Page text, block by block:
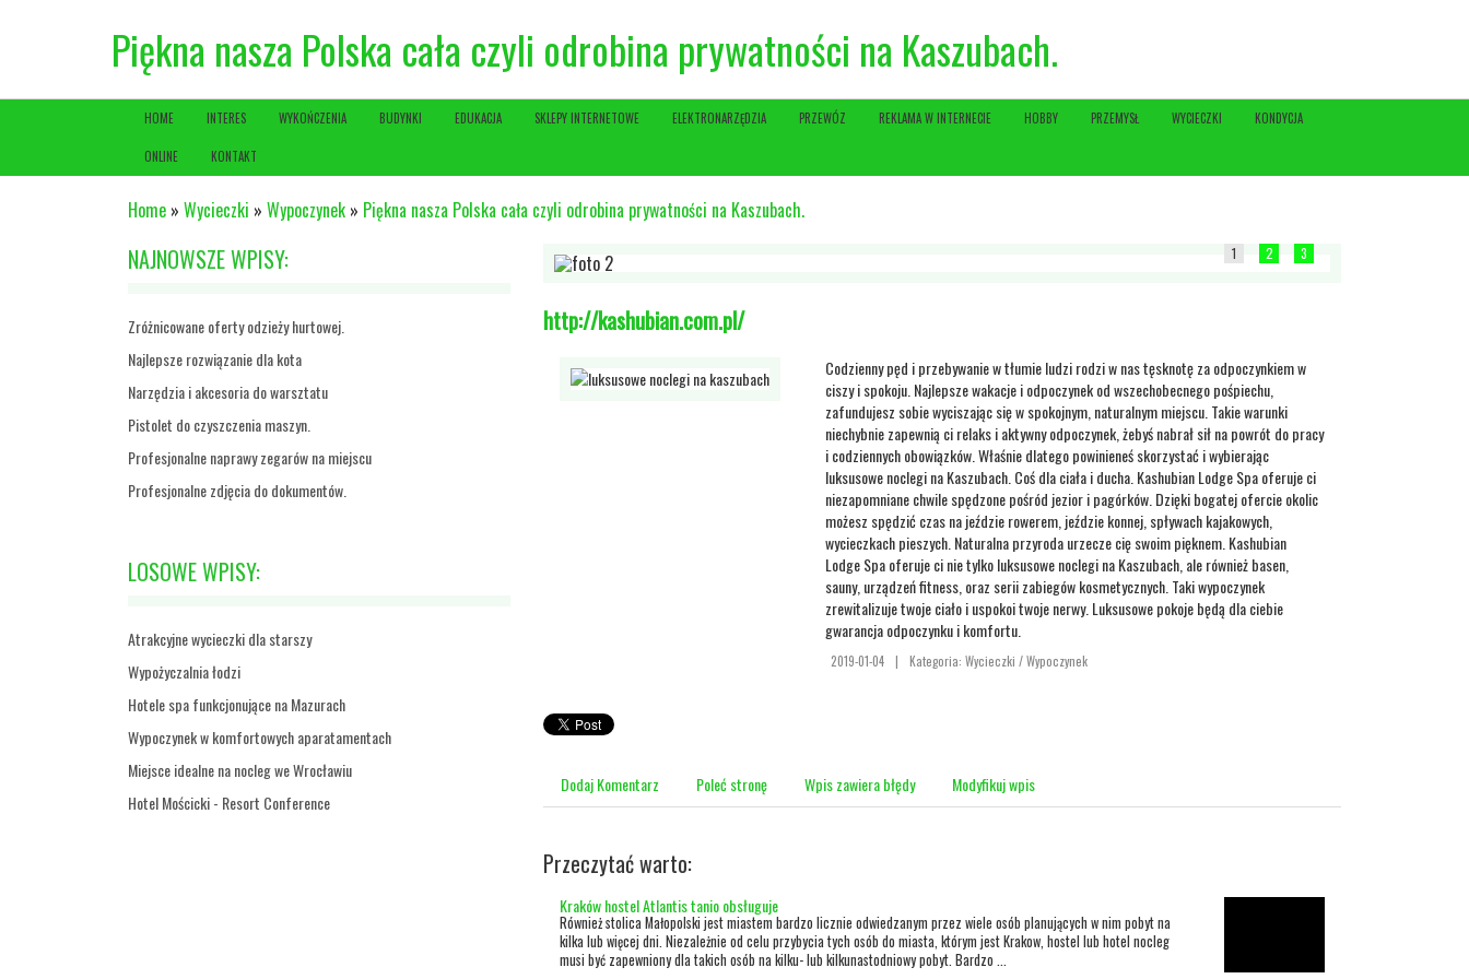
Piękna nasza Polska cała czyli odrobina prywatności na Kaszubach.
HOME INTERES WYKOŃCZENIA BUDYNKI EDUKACJA SKLEPY INTERNETOWE ELEKTRONARZĘDZIA PRZEWÓZ REKLAMA W INTERNECIE HOBBY PRZEMYSŁ WYCIECZKI KONDYCJA
ONLINE KONTAKT
Home » Wycieczki » Wypoczynek » Piękna nasza Polska cała czyli odrobina prywatności na Kaszubach.
NAJNOWSZE WPISY:
Zróżnicowane oferty odzieży hurtowej.
Najlepsze rozwiązanie dla kota
Narzędzia i akcesoria do warsztatu
Pistolet do czyszczenia maszyn.
Profesjonalne naprawy zegarów na miejscu
Profesjonalne zdjęcia do dokumentów.
LOSOWE WPISY:
Atrakcyjne wycieczki dla starszy
Wypożyczalnia łodzi
Hotele spa funkcjonujące na Mazurach
Wypoczynek w komfortowych aparatamentach
Miejsce idealne na nocleg we Wrocławiu
Hotel Mościcki - Resort Conference
1 2 3
http://kashubian.com.pl/
Codzienny pęd i przebywanie w tłumie ludzi rodzi w nas tęsknotę za odpoczynkiem w
ciszy i spokoju. Najlepsze wakacje i odpoczynek od wszechobecnego pośpiechu,
zafundujesz sobie wyciszając się w spokojnym, naturalnym miejscu. Takie warunki
niechybnie zapewnią ci relaks i aktywny odpoczynek, żebyś nabrał sił na powrót do pracy
i codziennych obowiązków. Właśnie dlatego powinieneś skorzystać i wybierając
luksusowe noclegi na Kaszubach. Coś dla ciała i ducha. Kashubian Lodge Spa oferuje ci
niezapomniane chwile spędzone pośród jezior i pagórków. Dzięki bogatej ofercie okolic
możesz spędzić czas na jeździe rowerem, jeździe konnej, spływach kajakowych,
wycieczkach pieszych. Naturalna przyroda urzecze cię swoim pięknem. Kashubian
Lodge Spa oferuje ci nie tylko luksusowe noclegi na Kaszubach, ale również basen,
sauny, urządzeń fitness, oraz serii zabiegów kosmetycznych. Taki wypoczynek
zrewitalizuje twoje ciało i uspokoi twoje nerwy. Luksusowe pokoje będą dla ciebie
gwarancja odpoczynku i komfortu.
2019-01-04 | Kategoria: Wycieczki / Wypoczynek
Dodaj Komentarz Poleć stronę Wpis zawiera błędy Modyfikuj wpis
Przeczytać warto:
Kraków hostel Atlantis tanio obsługuje
Również stolica Małopolski jest miastem bardzo licznie odwiedzanym przez wiele osób planujących w nim pobyt na
kilka lub więcej dni. Niezależnie od celu przybycia tych osób do miasta, którym jest Krakow, hostel lub hotel nocleg
musi być zapewniony dla takich osób na kilku- lub kilkunastodniowy pobyt. Bardzo ...